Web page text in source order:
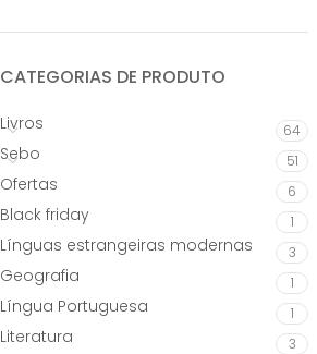
CATEGORIAS DE PRODUTO
Livros 64
Sebo 51
Ofertas 6
Black friday 1
Línguas estrangeiras modernas 3
Geografia 1
Língua Portuguesa 1
Literatura 3